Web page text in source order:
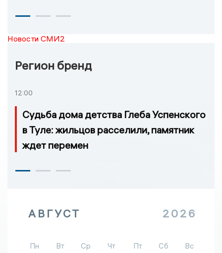
Новости СМИ2
Регион бренд
12:00
Судьба дома детства Глеба Успенского
в Туле: жильцов расселили, памятник
ждет перемен
АВГУСТ 2026
Пн Вт Ср Чт Пт Сб
Вс